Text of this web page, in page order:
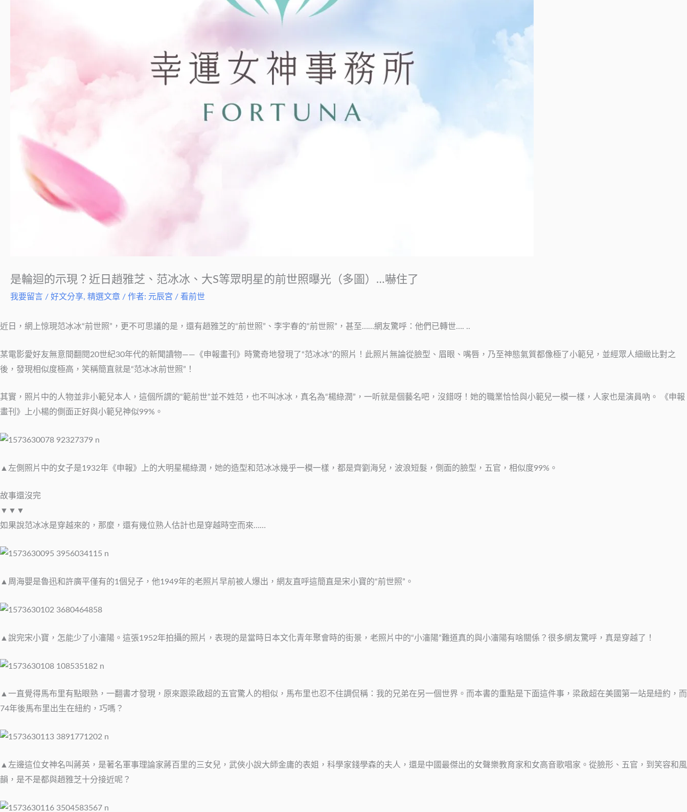
是輪迴的示現？近日趙雅芝、范冰冰、大S等眾明星的前世照曝光（多圖）…嚇住了
我要留言 / 好文分享, 精選文章 / 作者: 元辰宮 / 看前世
近日，網上惊現范冰冰“前世照”，更不可思議的是，還有趙雅芝的“前世照”、李宇春的“前世照”，甚至……網友驚呼：他們已轉世…. ..
某電影愛好友無意間翻閱20世紀30年代的新聞讀物——《申報畫刊》時驚奇地發現了“范冰冰”的照片！此照片無論從臉型、眉眼、嘴唇，乃至神態氣質都像極了小範兒，並經眾人細緻比對之
後，發現相似度極高，笑稱簡直就是“范冰冰前世照”！
其實，照片中的人物並非小範兒本人，這個所謂的“範前世”並不姓范，也不叫冰冰，真名為“楊綠潤”，一听就是個藝名吧，沒錯呀！她的職業恰恰與小範兒一模一樣，人家也是演員吶。 《申報
畫刊》上小楊的側面正好與小範兒神似99%。
▲左側照片中的女子是1932年《申報》上的大明星楊綠潤，她的造型和范冰冰幾乎一模一樣，都是齊劉海兒，波浪短髮，側面的臉型，五官，相似度99%。
故事還沒完
▼▼▼
如果說范冰冰是穿越來的，那麼，還有幾位熟人估計也是穿越時空而來……
▲周海嬰是魯迅和許廣平僅有的1個兒子，他1949年的老照片早前被人爆出，網友直呼這簡直是宋小寶的“前世照”。
▲說完宋小寶，怎能少了小瀋陽。這張1952年拍攝的照片，表現的是當時日本文化青年聚會時的街景，老照片中的“小瀋陽”難道真的與小瀋陽有啥關係？很多網友驚呼，真是穿越了！
▲一直覺得馬布里有點眼熟，一翻書才發現，原來跟梁啟超的五官驚人的相似，馬布里也忍不住調侃稱：我的兄弟在另一個世界。而本書的重點是下面這件事，梁啟超在美國第一站是紐約，而
74年後馬布里出生在紐約，巧嗎？
▲左邊這位女神名叫蔣英，是著名軍事理論家蔣百里的三女兒，武俠小說大師金庸的表姐，科學家錢學森的夫人，還是中國最傑出的女聲樂教育家和女高音歌唱家。從臉形、五官，到笑容和風
韻，是不是都與趙雅芝十分接近呢？